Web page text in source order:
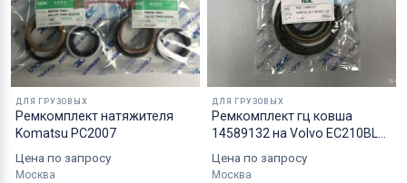
ответственности, но мы позаботимся о
хрупких грузов.
Коробки оптимального размера и с
надежным уровнем защиты.
Специалисты компании готовы взять на себя все
мероприятия по оформлению документов и
перевозке вашего заказа в любой регион РФ, в
ДЛЯ ГРУЗОВЫХ
Ремкомплект натяжителя
Komatsu PC2007
Цена по запросу
Москва
ДЛЯ ГРУЗОВЫХ
Ремкомплект гц ковша
14589132 на Volvo EC210BLC
Цена по запросу
Москва